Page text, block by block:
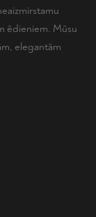
ēdieniem. Mūsu
elegantām